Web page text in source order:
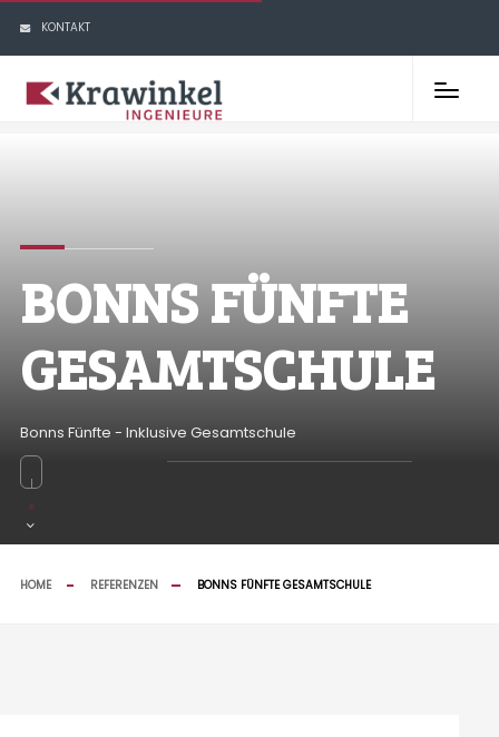
KONTAKT
BONNS FÜNFTE
GESAMTSCHULE
Bonns Fünfte - Inklusive Gesamtschule
HOME REFERENZEN BONNS FÜNFTE GESAMTSCHULE